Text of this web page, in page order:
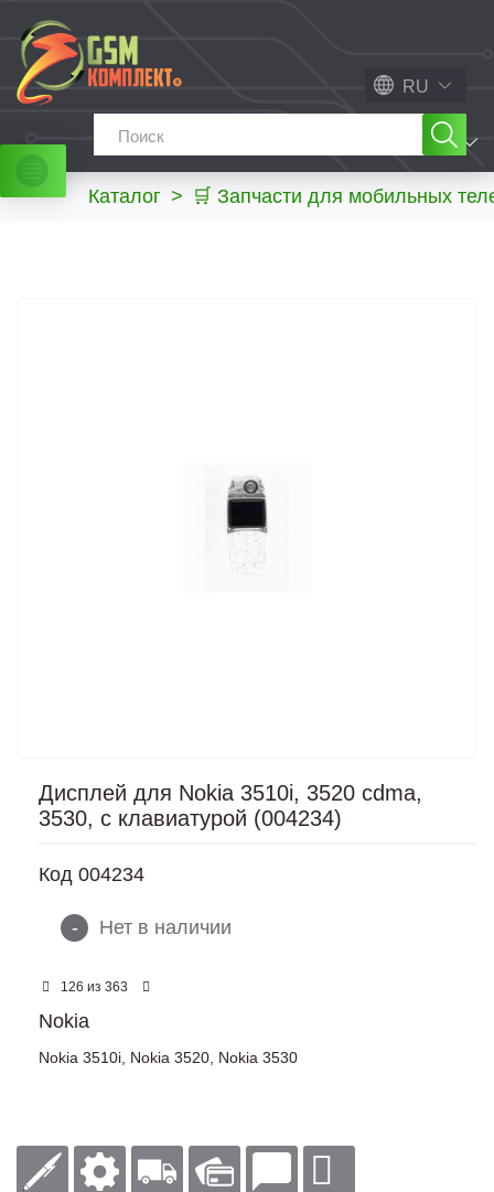
RU
МЕНЮ
Каталог > 🛒 Запчасти для мобильных
Дисплей для Nokia 3510i, 3520 cdma,
3530, с клавиатурой (004234)
Код 004234
- Нет в наличии
126 из 363
Nokia
Nokia 3510i Nokia 3520 Nokia 3530